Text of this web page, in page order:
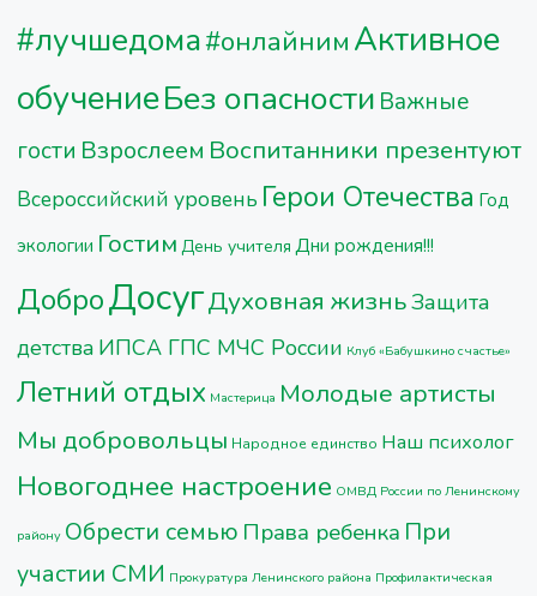
#лучшедома#онлайнимАктивное
обучениеБез опасности Важные
гости Взрослеем Воспитанники презентуют
Всероссийский уровень Герои Отечества Год
экологии Гостим День учителя Дни рождения!!!
ДоброДосугДуховная жизньЗащита
детства ИПСА ГПС МЧС России Клуб «Бабушкино счастье»
Летний отдых Мастерица Молодые артисты
Мы добровольцы Народное единство Наш психолог
Новогоднее настроение ОМВД России по Ленинскому
району Обрести семью Права ребенка При
участии СМИ Прокуратура Ленинского района Профилактическая